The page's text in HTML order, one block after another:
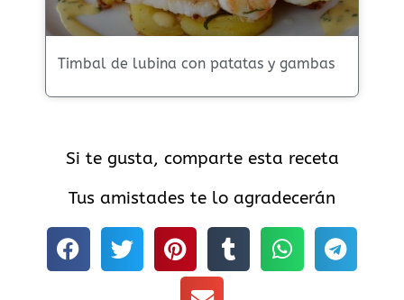
Timbal de lubina con patatas y gambas
Si te gusta, comparte esta receta
Tus amistades te lo agradecerán